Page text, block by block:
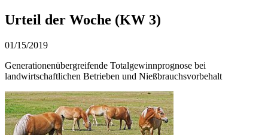
Urteil der Woche (KW 3)
01/15/2019
Generationenübergreifende Totalgewinnprognose bei
landwirtschaftlichen Betrieben und Nießbrauchsvorbehalt